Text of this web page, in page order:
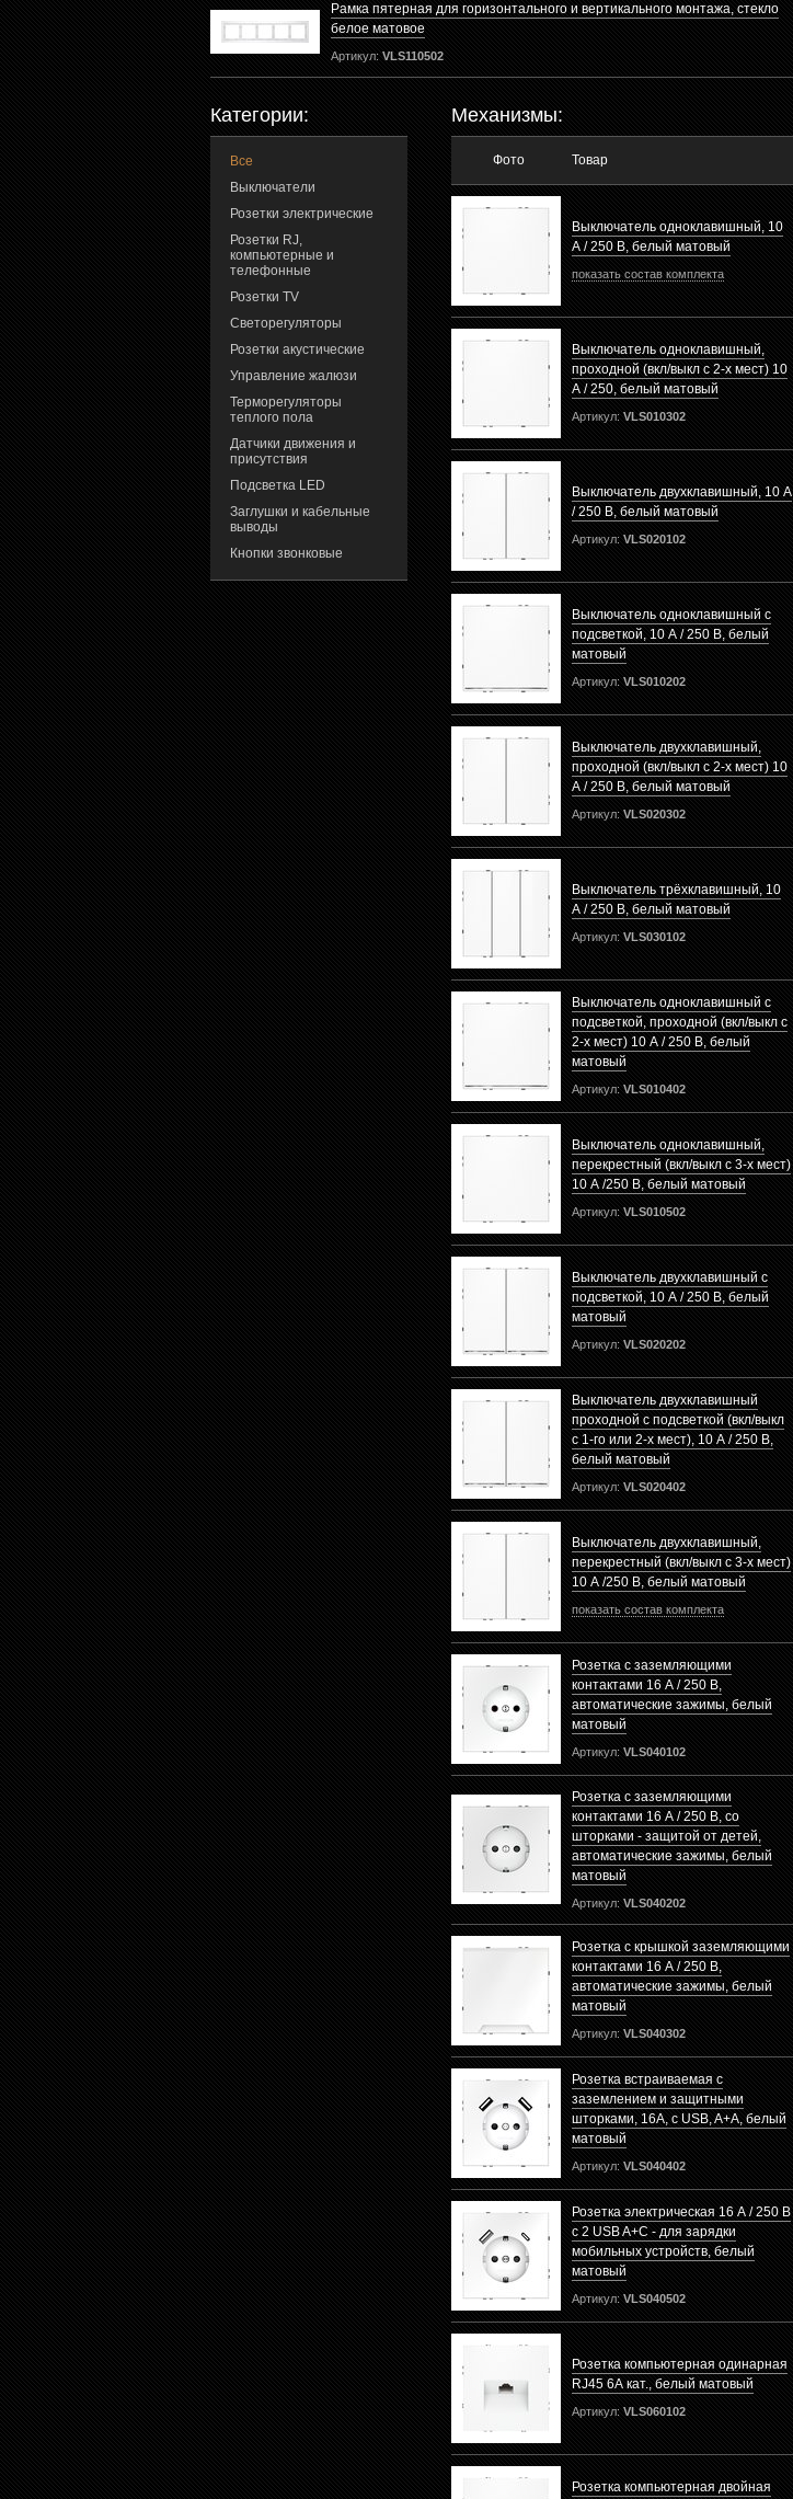
Рамка пятерная для горизонтального и вертикального монтажа, стекло
белое матовое
Артикул: VLS110502
Категории:
Все
Выключатели
Розетки электрические
Розетки RJ,
компьютерные и
телефонные
Розетки TV
Светорегуляторы
Розетки акустические
Управление жалюзи
Терморегуляторы
теплого пола
Датчики движения и
присутствия
Подсветка LED
Заглушки и кабельные
выводы
Кнопки звонковые
Механизмы:
Фото Товар
Выключатель одноклавишный, 10
А / 250 В, белый матовый
показать состав комплекта
Выключатель одноклавишный,
проходной (вкл/выкл с 2-х мест) 10
А / 250, белый матовый
Артикул: VLS010302
Выключатель двухклавишный, 10 А
/ 250 В, белый матовый
Артикул: VLS020102
Выключатель одноклавишный с
подсветкой, 10 А / 250 В, белый
матовый
Артикул: VLS010202
Выключатель двухклавишный,
проходной (вкл/выкл с 2-х мест) 10
А / 250 В, белый матовый
Артикул: VLS020302
Выключатель трёхклавишный, 10
А / 250 В, белый матовый
Артикул: VLS030102
Выключатель одноклавишный с
подсветкой, проходной (вкл/выкл с
2-х мест) 10 А / 250 В, белый
матовый
Артикул: VLS010402
Выключатель одноклавишный,
перекрестный (вкл/выкл с 3-х мест)
10 А /250 В, белый матовый
Артикул: VLS010502
Выключатель двухклавишный с
подсветкой, 10 А / 250 В, белый
матовый
Артикул: VLS020202
Выключатель двухклавишный
проходной с подсветкой (вкл/выкл
с 1-го или 2-х мест), 10 А / 250 В,
белый матовый
Артикул: VLS020402
Выключатель двухклавишный,
перекрестный (вкл/выкл с 3-х мест)
10 А /250 В, белый матовый
показать состав комплекта
Розетка с заземляющими
контактами 16 А / 250 В,
автоматические зажимы, белый
матовый
Артикул: VLS040102
Розетка с заземляющими
контактами 16 А / 250 В, со
шторками - защитой от детей,
автоматические зажимы, белый
матовый
Артикул: VLS040202
Розетка с крышкой заземляющими
контактами 16 А / 250 В,
автоматические зажимы, белый
матовый
Артикул: VLS040302
Розетка встраиваемая с
заземлением и защитными
шторками, 16А, с USB, A+A, белый
матовый
Артикул: VLS040402
Розетка электрическая 16 А / 250 В
с 2 USB A+C - для зарядки
мобильных устройств, белый
матовый
Артикул: VLS040502
Розетка компьютерная одинарная
RJ45 6А кат., белый матовый
Артикул: VLS060102
Розетка компьютерная двойная